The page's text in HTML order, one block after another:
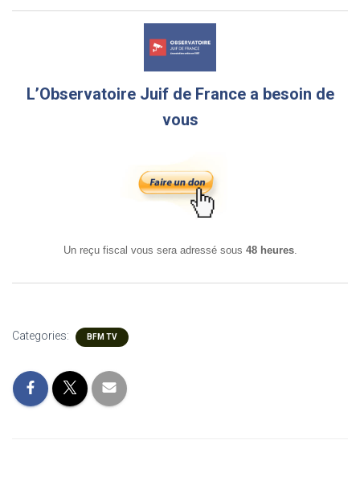
L’Observatoire Juif de France a besoin de
vous
Un reçu fiscal vous sera adressé sous 48 heures.
Categories: BFM TV